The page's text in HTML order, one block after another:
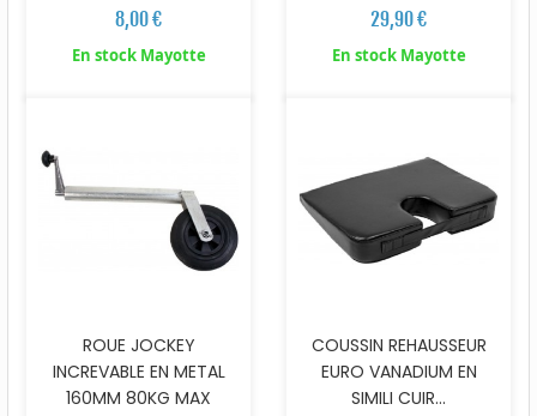
8,00 €
En stock Mayotte
29,90 €
En stock Mayotte
ROUE JOCKEY
INCREVABLE EN METAL
160MM 80KG MAX
COUSSIN REHAUSSEUR
EURO VANADIUM EN
SIMILI CUIR...